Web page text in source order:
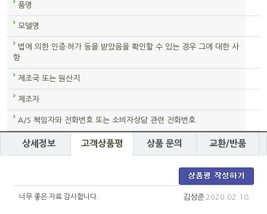
품명
모델명
법에 의한 인증·허가 등을 받았음을 확인할 수 있는 경우 그에 대한 사
항
제조국 또는 원산지
제조자
A/S 책임자와 전화번호 또는 소비자상담 관련 전화번호
상세정보 고객상품평 상품 문의 교환/반품
너무 좋은 자료 감사합니다. 김성준 2020.02.18